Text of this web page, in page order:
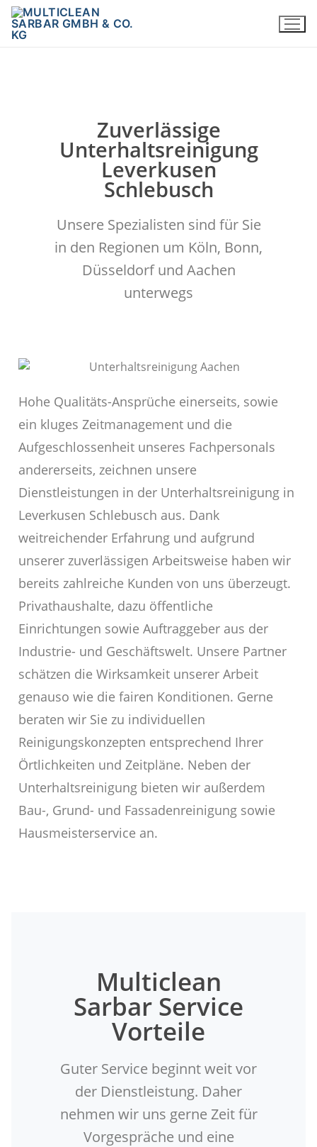
Zuverlässige
Unterhaltsreinigung
Leverkusen
Schlebusch
Unsere Spezialisten sind für Sie
in den Regionen um Köln, Bonn,
Düsseldorf und Aachen
unterwegs
Hohe Qualitäts-Ansprüche einerseits, sowie
ein kluges Zeitmanagement und die
Aufgeschlossenheit unseres Fachpersonals
andererseits, zeichnen unsere
Dienstleistungen in der Unterhaltsreinigung in
Leverkusen Schlebusch aus. Dank
weitreichender Erfahrung und aufgrund
unserer zuverlässigen Arbeitsweise haben wir
bereits zahlreiche Kunden von uns überzeugt.
Privathaushalte, dazu öffentliche
Einrichtungen sowie Auftraggeber aus der
Industrie- und Geschäftswelt. Unsere Partner
schätzen die Wirksamkeit unserer Arbeit
genauso wie die fairen Konditionen. Gerne
beraten wir Sie zu individuellen
Reinigungskonzepten entsprechend Ihrer
Örtlichkeiten und Zeitpläne. Neben der
Unterhaltsreinigung bieten wir außerdem
Bau-, Grund- und Fassadenreinigung sowie
Hausmeisterservice an.
Multiclean
Sarbar Service
Vorteile
Guter Service beginnt weit vor
der Dienstleistung. Daher
nehmen wir uns gerne Zeit für
Vorgespräche und eine